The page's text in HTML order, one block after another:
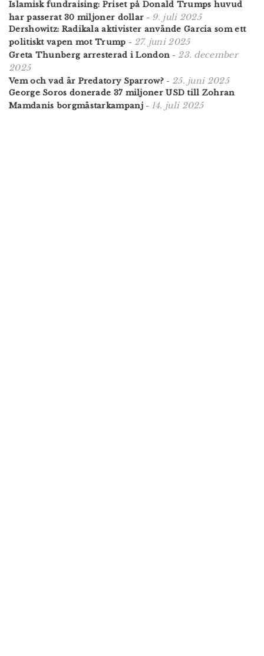
Islamisk fundraising: Priset på Donald Trumps huvud
har passerat 30 miljoner dollar - 9. juli 2025
Dershowitz: Radikala aktivister använde Garcia som ett
politiskt vapen mot Trump - 27. juni 2025
Greta Thunberg arresterad i London - 23. december
2025
Vem och vad är Predatory Sparrow?- 25. juni 2025
George Soros donerade 37 miljoner USD till Zohran
Mamdanis borgmästarkampanj- 14. juli 2025